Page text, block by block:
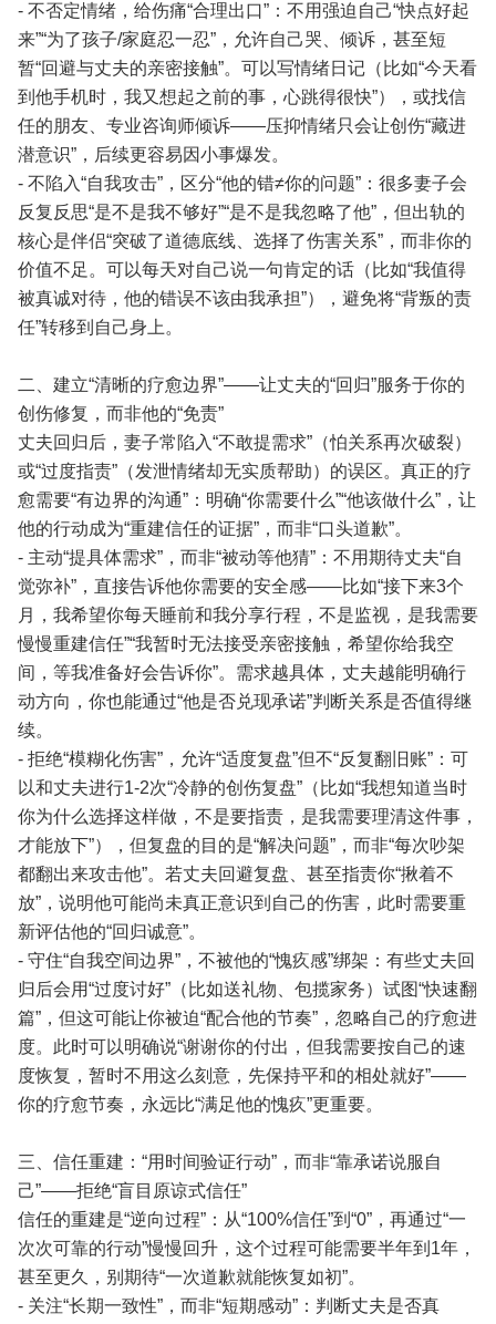
- 不否定情绪，给伤痛“合理出口”：不用强迫自己“快点好起
来”“为了孩子/家庭忍一忍”，允许自己哭、倾诉，甚至短
暂“回避与丈夫的亲密接触”。可以写情绪日记（比如“今天看
到他手机时，我又想起之前的事，心跳得很快”），或找信
任的朋友、专业咨询师倾诉——压抑情绪只会让创伤“藏进
潜意识”，后续更容易因小事爆发。
- 不陷入“自我攻击”，区分“他的错≠你的问题”：很多妻子会
反复反思“是不是我不够好”“是不是我忽略了他”，但出轨的
核心是伴侣“突破了道德底线、选择了伤害关系”，而非你的
价值不足。可以每天对自己说一句肯定的话（比如“我值得
被真诚对待，他的错误不该由我承担”），避免将“背叛的责
任”转移到自己身上。
二、建立“清晰的疗愈边界”——让丈夫的“回归”服务于你的
创伤修复，而非他的“免责”
丈夫回归后，妻子常陷入“不敢提需求”（怕关系再次破裂）
或“过度指责”（发泄情绪却无实质帮助）的误区。真正的疗
愈需要“有边界的沟通”：明确“你需要什么”“他该做什么”，让
他的行动成为“重建信任的证据”，而非“口头道歉”。
- 主动“提具体需求”，而非“被动等他猜”：不用期待丈夫“自
觉弥补”，直接告诉他你需要的安全感——比如“接下来3个
月，我希望你每天睡前和我分享行程，不是监视，是我需要
慢慢重建信任”“我暂时无法接受亲密接触，希望你给我空
间，等我准备好会告诉你”。需求越具体，丈夫越能明确行
动方向，你也能通过“他是否兑现承诺”判断关系是否值得继
续。
- 拒绝“模糊化伤害”，允许“适度复盘”但不“反复翻旧账”：可
以和丈夫进行1-2次“冷静的创伤复盘”（比如“我想知道当时
你为什么选择这样做，不是要指责，是我需要理清这件事，
才能放下”），但复盘的目的是“解决问题”，而非“每次吵架
都翻出来攻击他”。若丈夫回避复盘、甚至指责你“揪着不
放”，说明他可能尚未真正意识到自己的伤害，此时需要重
新评估他的“回归诚意”。
- 守住“自我空间边界”，不被他的“愧疚感”绑架：有些丈夫回
归后会用“过度讨好”（比如送礼物、包揽家务）试图“快速翻
篇”，但这可能让你被迫“配合他的节奏”，忽略自己的疗愈进
度。此时可以明确说“谢谢你的付出，但我需要按自己的速
度恢复，暂时不用这么刻意，先保持平和的相处就好”——
你的疗愈节奏，永远比“满足他的愧疚”更重要。
三、信任重建：“用时间验证行动”，而非“靠承诺说服自
己”——拒绝“盲目原谅式信任”
信任的重建是“逆向过程”：从“100%信任”到“0”，再通过“一
次次可靠的行动”慢慢回升，这个过程可能需要半年到1年，
甚至更久，别期待“一次道歉就能恢复如初”。
- 关注“长期一致性”，而非“短期感动”：判断丈夫是否真